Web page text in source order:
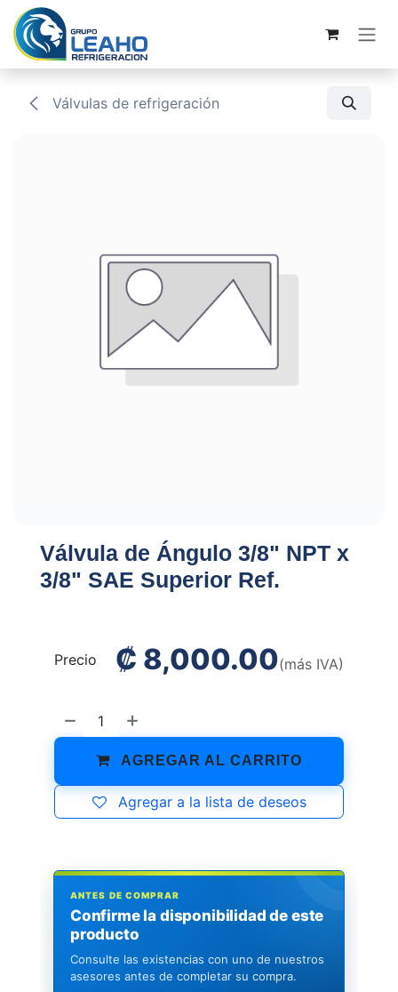
Ir al contenido
Válvulas de refrigeración
Válvula de Ángulo 3/8" NPT x
3/8" SAE Superior Ref.
AGREGAR AL CARRITO
Agregar a la lista de deseos
Precio ₡ 8,000.00(más IVA)
ANTES DE COMPRAR
Confirme la disponibilidad de este
producto
Consulte las existencias con uno de nuestros
asesores antes de completar su compra.